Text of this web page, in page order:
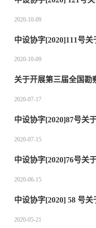
2020-10-09
2020-10-09
2020-07-17
2020-07-15
2020-06-15
2020-05-21